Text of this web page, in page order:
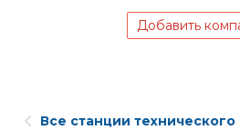
Добавить
Все станции